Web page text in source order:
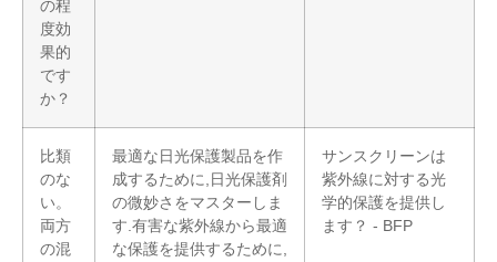
の程
度効
果的
です
か？
比類
のな
い。
両方
の混
最適な日光保護製品を作
成するために,日光保護剤
の微妙さをマスターしま
す.有害な紫外線から最適
な保護を提供するために,
サンスクリーンは
紫外線に対する光
学的保護を提供し
ます？ - BFP